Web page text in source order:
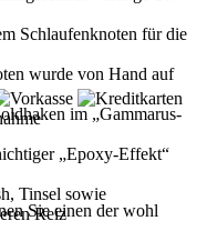
Schlaufenknoten für die
wurde von Hand auf
im „Gammarus-
„Epoxy-Effekt“
Tinsel sowie
Reiz
Sie einen der wohl